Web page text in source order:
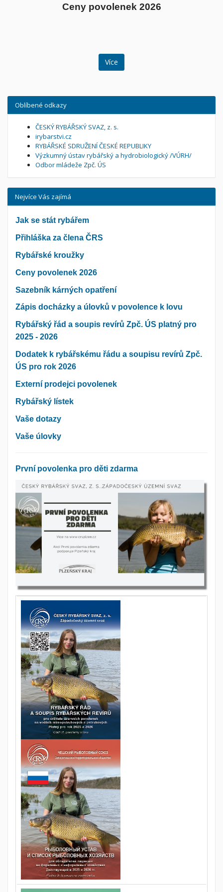
Ceny povolenek 2026
Více
Oblíbené odkazy
ČESKÝ RYBÁŘSKÝ SVAZ, z. s.
irybarstvi.cz
RYBÁŘSKÉ SDRUŽENÍ ČESKÉ REPUBLIKY
Výzkumný ústav rybářský a hydrobiologický /VÚRH/
Odbor mládeže Zpč. ÚS
Nejvíce Vás zajímá
Jak se stát rybářem
Přihláška za člena ČRS
Rybářské kroužky
Ceny povolenek 2026
Sazebník kárných opatření
Zápis docházky a úlovků v povolence k lovu
Rybářský řád a soupis revírů Zpč. ÚS platný pro
2025 - 2026
Dodatek k rybářskému řádu a soupisu revírů Zpč.
ÚS pro rok 2026
Externí prodejci povolenek
Rybářský lístek
Vaše dotazy
Vaše úlovky
První povolenka pro děti zdarma